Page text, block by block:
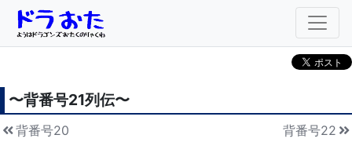
〜背番号21列伝〜
背番号20 背番号22